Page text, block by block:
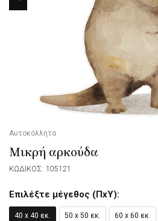
Αυτοκόλλητα
Μικρή αρκούδα
ΚΩΔΙΚΟΣ: 105121
Επιλέξτε μέγεθος (ΠxΥ):
40 x 40 εκ. 50 x 50 εκ. 60 x 60 εκ.